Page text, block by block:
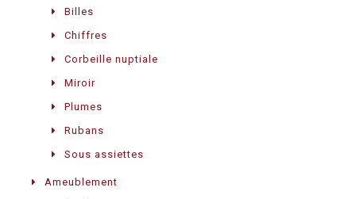
Billes
Chiffres
Corbeille nuptiale
Miroir
Plumes
Rubans
Sous assiettes
Ameublement